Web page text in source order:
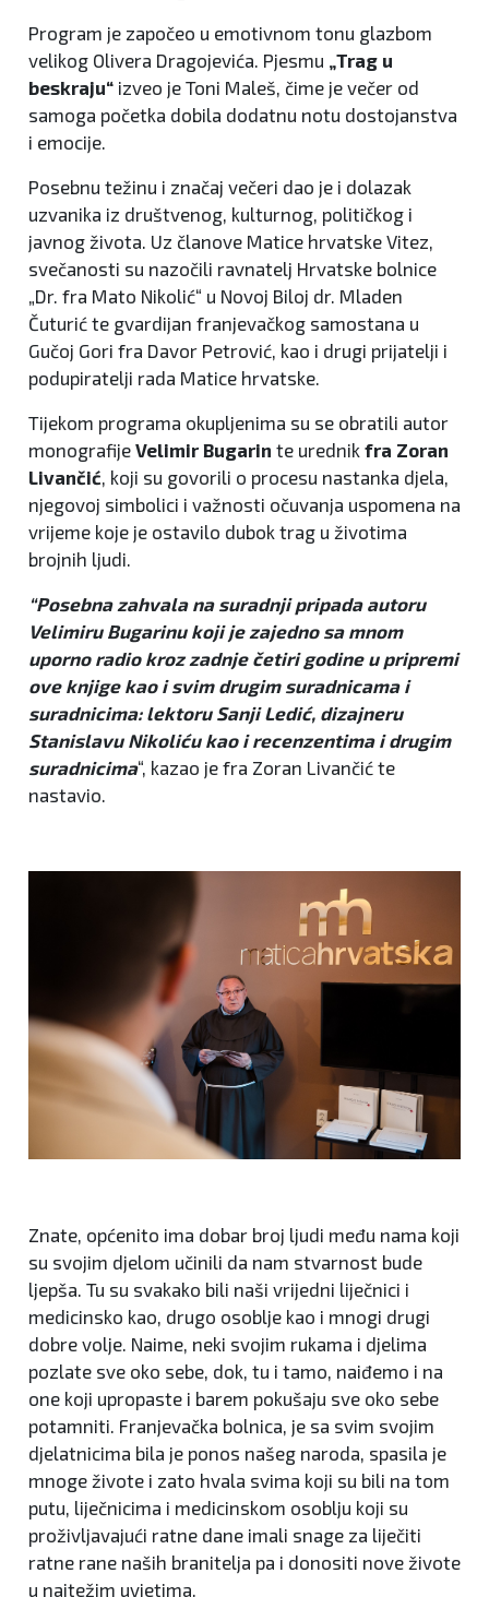
Program je započeo u emotivnom tonu glazbom
velikog Olivera Dragojevića. Pjesmu „Trag u
beskraju“ izveo je Toni Maleš, čime je večer od
samoga početka dobila dodatnu notu dostojanstva
i emocije.
Posebnu težinu i značaj večeri dao je i dolazak
uzvanika iz društvenog, kulturnog, političkog i
javnog života. Uz članove Matice hrvatske Vitez,
svečanosti su nazočili ravnatelj Hrvatske bolnice
„Dr. fra Mato Nikolić“ u Novoj Biloj dr. Mladen
Čuturić te gvardijan franjevačkog samostana u
Gučoj Gori fra Davor Petrović, kao i drugi prijatelji i
podupiratelji rada Matice hrvatske.
Tijekom programa okupljenima su se obratili autor
monografije Velimir Bugarin te urednik fra Zoran
Livančić, koji su govorili o procesu nastanka djela,
njegovoj simbolici i važnosti očuvanja uspomena na
vrijeme koje je ostavilo dubok trag u životima
brojnih ljudi.
“Posebna zahvala na suradnji pripada autoru
Velimiru Bugarinu koji je zajedno sa mnom
uporno radio kroz zadnje četiri godine u pripremi
ove knjige kao i svim drugim suradnicama i
suradnicima: lektoru Sanji Ledić, dizajneru
Stanislavu Nikoliću kao i recenzentima i drugim
suradnicima“, kazao je fra Zoran Livančić te
nastavio.
Znate, općenito ima dobar broj ljudi među nama koji
su svojim djelom učinili da nam stvarnost bude
ljepša. Tu su svakako bili naši vrijedni liječnici i
medicinsko kao, drugo osoblje kao i mnogi drugi
dobre volje. Naime, neki svojim rukama i djelima
pozlate sve oko sebe, dok, tu i tamo, naiđemo i na
one koji upropaste i barem pokušaju sve oko sebe
potamniti. Franjevačka bolnica, je sa svim svojim
djelatnicima bila je ponos našeg naroda, spasila je
mnoge živote i zato hvala svima koji su bili na tom
putu, liječnicima i medicinskom osoblju koji su
proživljavajući ratne dane imali snage za liječiti
ratne rane naših branitelja pa i donositi nove živote
u najtežim uvjetima.